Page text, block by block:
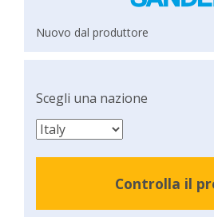
Nuovo dal produttore
Scegli una nazione
Controlla il